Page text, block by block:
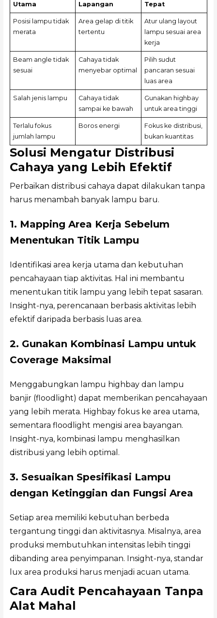
Utama
Lapangan
Tepat
Posisi lampu tidak
merata
Area gelap di titik
tertentu
Atur ulang layout
lampu sesuai area
kerja
Beam angle tidak
sesuai
Cahaya tidak
menyebar optimal
Pilih sudut
pancaran sesuai
luas area
Salah jenis lampu
Cahaya tidak
sampai ke bawah
Gunakan highbay
untuk area tinggi
Terlalu fokus
jumlah lampu
Boros energi
Fokus ke distribusi,
bukan kuantitas
Solusi Mengatur Distribusi
Cahaya yang Lebih Efektif
Perbaikan distribusi cahaya dapat dilakukan tanpa
harus menambah banyak lampu baru.
1. Mapping Area Kerja Sebelum
Menentukan Titik Lampu
Identifikasi area kerja utama dan kebutuhan
pencahayaan tiap aktivitas. Hal ini membantu
menentukan titik lampu yang lebih tepat sasaran.
Insight-nya, perencanaan berbasis aktivitas lebih
efektif daripada berbasis luas area.
2. Gunakan Kombinasi Lampu untuk
Coverage Maksimal
Menggabungkan lampu highbay dan lampu
banjir (floodlight) dapat memberikan pencahayaan
yang lebih merata. Highbay fokus ke area utama,
sementara floodlight mengisi area bayangan.
Insight-nya, kombinasi lampu menghasilkan
distribusi yang lebih optimal.
3. Sesuaikan Spesifikasi Lampu
dengan Ketinggian dan Fungsi Area
Setiap area memiliki kebutuhan berbeda
tergantung tinggi dan aktivitasnya. Misalnya, area
produksi membutuhkan intensitas lebih tinggi
dibanding area penyimpanan. Insight-nya, standar
lux area produksi harus menjadi acuan utama.
Cara Audit Pencahayaan Tanpa
Alat Mahal